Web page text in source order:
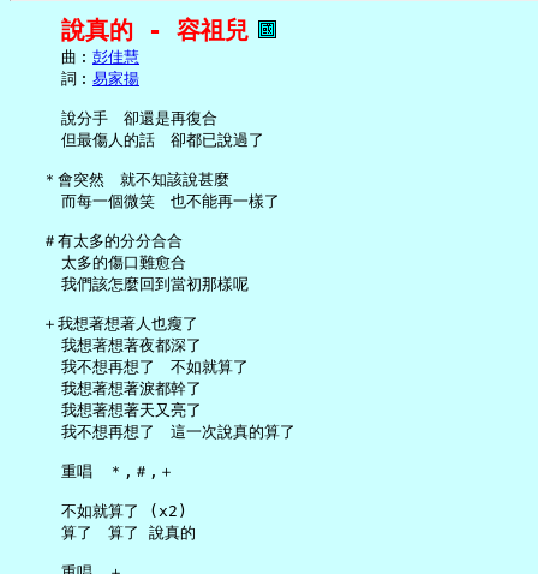
說真的 - 容祖兒
     曲︰
彭佳慧
     詞︰
易家揚
     說分手　卻還是再復合
     但最傷人的話　卻都已說過了
   ＊會突然　就不知該說甚麼
     而每一個微笑　也不能再一樣了
   ＃有太多的分分合合
     太多的傷口難愈合
     我們該怎麼回到當初那樣呢
   ＋我想著想著人也瘦了
     我想著想著夜都深了
     我不想再想了　不如就算了
     我想著想著淚都幹了
     我想著想著天又亮了
     我不想再想了　這一次說真的算了
     重唱　＊,＃,＋
     不如就算了 (x2)
     算了　算了 說真的